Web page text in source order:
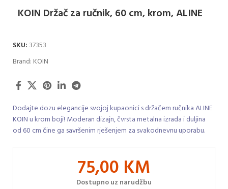
KOIN Držač za ručnik, 60 cm, krom, ALINE
SKU: 37353
Brand: KOIN
Dodajte dozu elegancije svojoj kupaonici s držačem ručnika ALINE
KOIN u krom boji! Moderan dizajn, čvrsta metalna izrada i duljina
od 60 cm čine ga savršenim rješenjem za svakodnevnu uporabu.
75,00 KM
Dostupno uz narudžbu